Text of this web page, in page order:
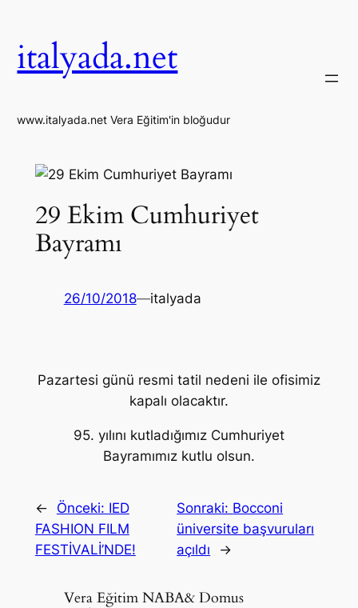
italyada.net
www.italyada.net Vera Eğitim'in bloğudur
29 Ekim Cumhuriyet
Bayramı
26/10/2018—italyada
Pazartesi günü resmi tatil nedeni ile ofisimiz
kapalı olacaktır.
95. yılını kutladığımız Cumhuriyet
Bayramımız kutlu olsun.
← Önceki: IED
FASHION FILM
FESTİVALİ’NDE!
Sonraki: Bocconi
üniversite başvuruları
açıldı
→
Vera Eğitim NABA& Domus